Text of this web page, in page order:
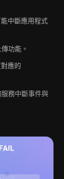
中斷應用程式
功能。
應的
務中斷事件與